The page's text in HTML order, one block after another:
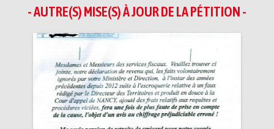
- AUTRE(S) MISE(S) À JOUR DE LA PÉTITION -